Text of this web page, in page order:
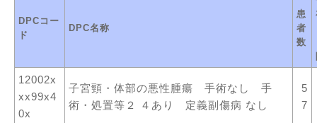
DPCコー
ド
DPC名称
患
者
数
12002x
xx99x4
0x
子宮頸・体部の悪性腫瘍 手術なし 手
術・処置等２ ４あり 定義副傷病 なし
5
7